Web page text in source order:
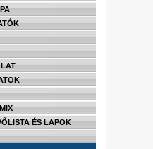
ÉS LAPOK